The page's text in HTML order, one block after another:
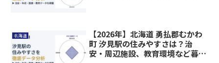
北海道
【2026年】北海道 勇払郡むかわ
町 汐見駅の住みやすさは？治
安・周辺施設、教育環境など暮ら